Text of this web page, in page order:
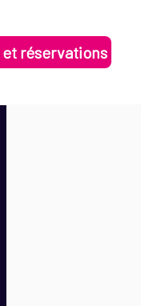
et réservations